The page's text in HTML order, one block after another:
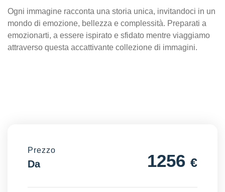
Ogni immagine racconta una storia unica, invitandoci in un
mondo di emozione, bellezza e complessità. Preparati a
emozionarti, a essere ispirato e sfidato mentre viaggiamo
attraverso questa accattivante collezione di immagini.
Prezzo
Da 1256 €